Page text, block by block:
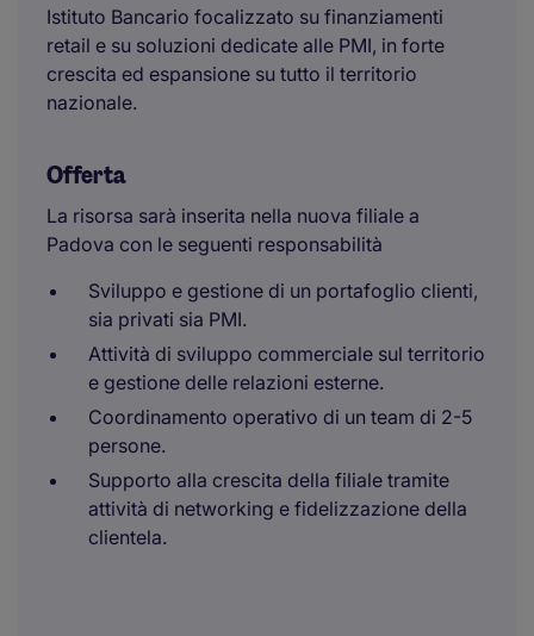
Istituto Bancario focalizzato su finanziamenti
retail e su soluzioni dedicate alle PMI, in forte
crescita ed espansione su tutto il territorio
nazionale.
Offerta
La risorsa sarà inserita nella nuova filiale a
Padova con le seguenti responsabilità
Sviluppo e gestione di un portafoglio clienti,
sia privati sia PMI.
Attività di sviluppo commerciale sul territorio
e gestione delle relazioni esterne.
Coordinamento operativo di un team di 2-5
persone.
Supporto alla crescita della filiale tramite
attività di networking e fidelizzazione della
clientela.